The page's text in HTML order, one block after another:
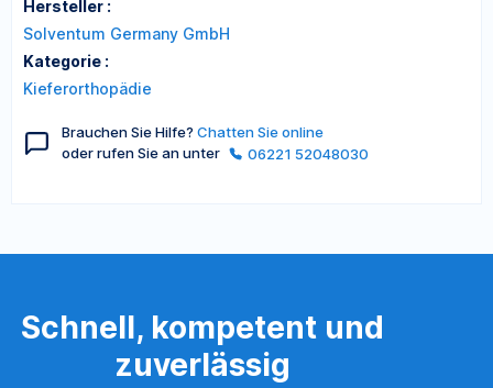
Hersteller :
Solventum Germany GmbH
Kategorie :
Kieferorthopädie
Brauchen Sie Hilfe? Chatten Sie online
oder rufen Sie an unter
06221 52048030
Schnell, kompetent und
zuverlässig